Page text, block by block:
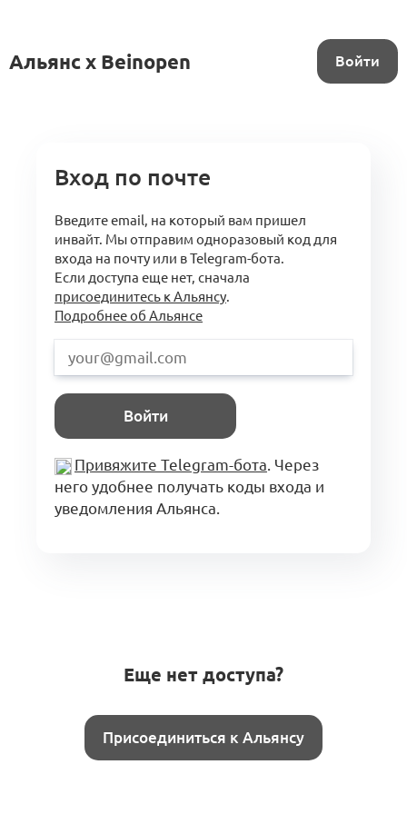
Альянс x Beinopen Войти
Вход по почте
Введите email, на который вам пришел
инвайт. Мы отправим одноразовый код для
входа на почту или в Telegram-бота.
Если доступа еще нет, сначала
присоединитесь к Альянсу.
Подробнее об Альянсе
Войти
Привяжите Telegram-бота. Через
него удобнее получать коды входа и
уведомления Альянса.
Еще нет доступа?
Присоединиться к Альянсу